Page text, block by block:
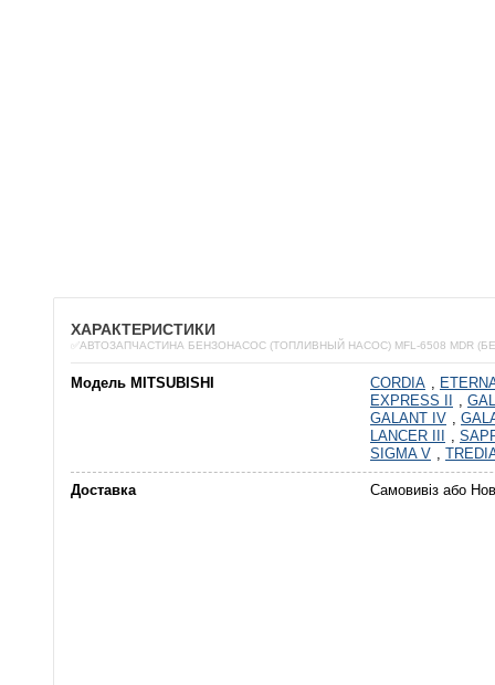
ХАРАКТЕРИСТИКИ
✅АВТОЗАПЧАСТИНА БЕНЗОНАСОС (ТОПЛИВНЫЙ НАСОС) MFL-6508 MDR
Модель MITSUBISHI CORDIA ,
EXPRESS II
,
GALANT IV ,
LANCER III
,
SIGMA V ,
Доставка Самовивіз або